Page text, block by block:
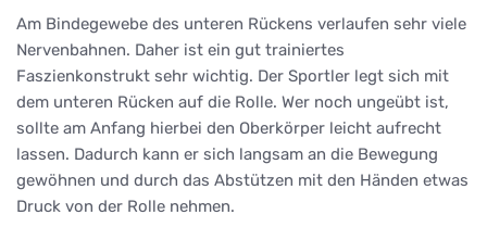
Am Bindegewebe des unteren Rückens verlaufen sehr viele
Nervenbahnen. Daher ist ein gut trainiertes
Faszienkonstrukt sehr wichtig. Der Sportler legt sich mit
dem unteren Rücken auf die Rolle. Wer noch ungeübt ist,
sollte am Anfang hierbei den Oberkörper leicht aufrecht
lassen. Dadurch kann er sich langsam an die Bewegung
gewöhnen und durch das Abstützen mit den Händen etwas
Druck von der Rolle nehmen.